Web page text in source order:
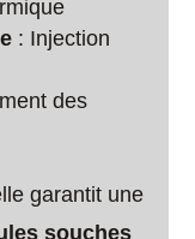
: Injection
des
garantit une
souches